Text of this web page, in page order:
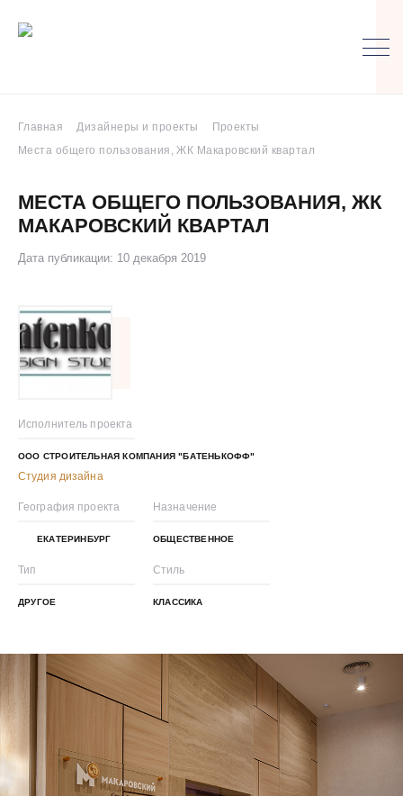
Главная Дизайнеры и проекты
Проекты
Места общего пользования, ЖК Макаровский квартал
МЕСТА ОБЩЕГО ПОЛЬЗОВАНИЯ, ЖК
МАКАРОВСКИЙ КВАРТАЛ
Дата публикации: 10 декабря 2019
Исполнитель проекта
ООО СТРОИТЕЛЬНАЯ КОМПАНИЯ "БАТЕНЬКОФФ"
Студия дизайна
География проекта
ЕКАТЕРИНБУРГ
Назначение
ОБЩЕСТВЕННОЕ
Тип
ДРУГОЕ
Стиль
КЛАССИКА